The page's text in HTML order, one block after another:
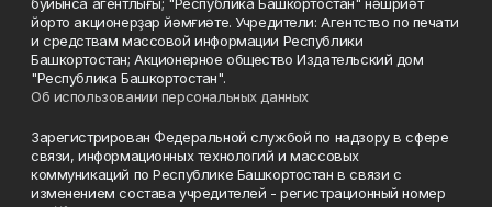
йорто акционерҙар йәмғиәте. Учредители: Агентство по печати
и средствам массовой информации Республики
Башкортостан; Акционерное общество Издательский дом
"Республика Башкортостан".
Об использовании персональных данных
Зарегистрирован Федеральной службой по надзору в сфере
связи, информационных технологий и массовых
коммуникаций по Республике Башкортостан в связи с
изменением состава учредителей - регистрационный номер